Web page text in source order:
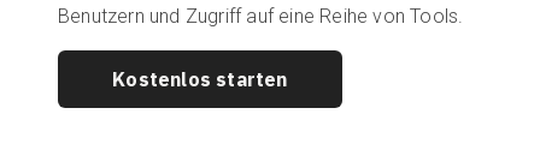
Benutzern und Zugriff auf eine Reihe von Tools.
Kostenlos starten